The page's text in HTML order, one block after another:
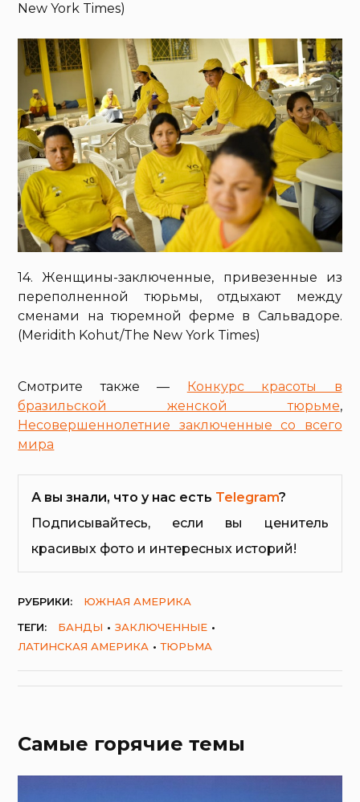
New York Times)
14. Женщины-заключенные, привезенные из
переполненной тюрьмы, отдыхают между
сменами на тюремной ферме в Сальвадоре.
(Meridith Kohut/The New York Times)
Смотрите также —
Конкурс красоты в
бразильской женской тюрьме,
Несовершеннолетние заключенные со всего
мира
А вы знали, что у нас есть Telegram?
Подписывайтесь, если вы ценитель
красивых фото и интересных историй!
РУБРИКИ:
ЮЖНАЯ АМЕРИКА
ТЕГИ:
БАНДЫ
ЗАКЛЮЧЕННЫЕ
ЛАТИНСКАЯ АМЕРИКА
ТЮРЬМА
Самые горячие темы